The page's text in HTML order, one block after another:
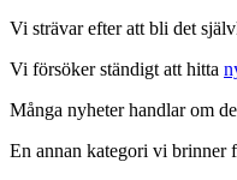
Vi strävar efter att bli det
Vi försöker ständigt att hitta
Många nyheter handlar om de
En annan kategori vi brinner